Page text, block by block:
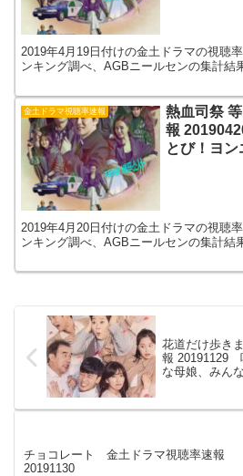
2019年4月19日付けの金土ドラマの視聴
ンキング調べ、AGBニールセンの集計結
金土ドラマ視聴率速報
熱血司祭
報
とび！ヨ
2019年4月20日付けの金土ドラマの視聴
ンキング調べ、AGBニールセンの集計結
花道だけ歩き
報 20191129
な母娘、みん
チョコレート 金土ドラマ視聴率速報
20191130